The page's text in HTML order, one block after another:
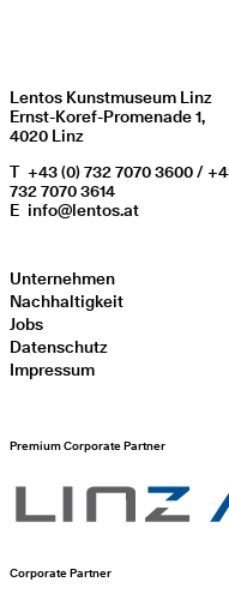
Lentos Kunstmuseum Linz
Ernst-Koref-Promenade 1,
4020 Linz
T +43 (0) 732 7070 3600 /
732 7070 3614
E info@lentos.at
Unternehmen
Nachhaltigkeit
Jobs
Datenschutz
Impressum
Premium Corporate Partner
Corporate Partner